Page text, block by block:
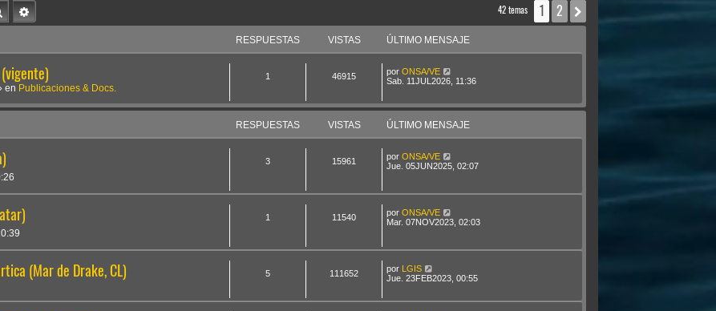
BuscarBúsqueda avanzada 42 temas 1 2
RESPUESTAS VISTAS ÚLTIMO MENSAJE
(vigente)
en Publicaciones & Docs.
1 46915 por ONSA/VE
Sab. 11JUL2026, 11:36
RESPUESTAS VISTAS ÚLTIMO MENSAJE
3 15961 por ONSA/VE
Jue. 05JUN2025, 02:07
1 11540 por ONSA/VE
Mar. 07NOV2023, 02:03
(Mar de Drake, CL) 5 111652 por LGIS
Jue. 23FEB2023, 00:55